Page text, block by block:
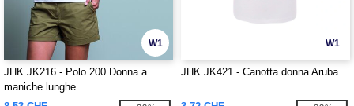
W1
JHK JK216 - Polo 200 Donna a
maniche lunghe
W1
JHK JK421 - Canotta donna Aruba